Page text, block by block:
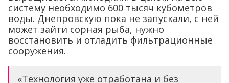
систему необходимо 600 тысяч кубометров
воды. Днепровскую пока не запускали, с ней
может зайти сорная рыба, нужно
восстановить и отладить фильтрационные
сооружения.
«Технология уже отработана и без